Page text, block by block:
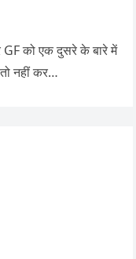
को एक दुसरे के बारे में
नहीं कर…